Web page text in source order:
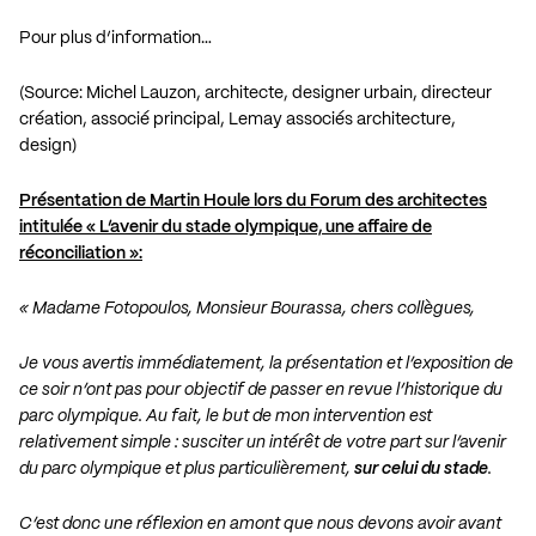
Pour plus d’information…
(Source: Michel Lauzon, architecte, designer urbain, directeur
création, associé principal, Lemay associés architecture,
design)
Présentation de Martin Houle lors du Forum des architectes
intitulée « L’avenir du stade olympique, une affaire de
réconciliation »:
« Madame Fotopoulos, Monsieur Bourassa, chers collègues,
Je vous avertis immédiatement, la présentation et l’exposition de
ce soir n’ont pas pour objectif de passer en revue l’historique du
parc olympique. Au fait, le but de mon intervention est
relativement simple : susciter un intérêt de votre part sur l’avenir
du parc olympique et plus particulièrement, sur celui du stade.
C’est donc une réflexion en amont que nous devons avoir avant